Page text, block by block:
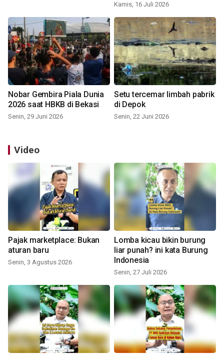
Kamis, 16 Juli 2026
Nobar Gembira Piala Dunia
2026 saat HBKB di Bekasi
Senin, 29 Juni 2026
Setu tercemar limbah pabrik
di Depok
Senin, 22 Juni 2026
Video
Pajak marketplace: Bukan
aturan baru
Senin, 3 Agustus 2026
Lomba kicau bikin burung
liar punah? ini kata Burung
Indonesia
Senin, 27 Juli 2026